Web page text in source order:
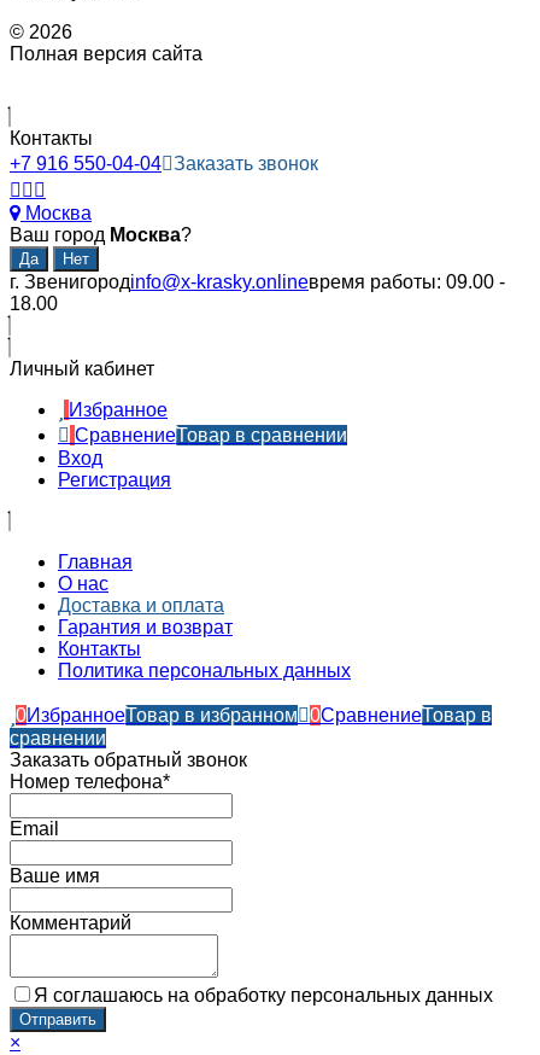
© 2026
Полная версия сайта
Контакты
+7 916 550-04-04 Заказать звонок
Москва
Ваш город Москва?
г. Звенигородinfo@x-krasky.onlineвремя работы: 09.00 -
18.00
Личный кабинет
Избранное
СравнениеТовар в сравнении
Вход
Регистрация
Главная
О нас
Доставка и оплата
Гарантия и возврат
Контакты​
Политика персональных данных
0ИзбранноеТовар в избранном 0СравнениеТовар в
сравнении
Заказать обратный звонок
Номер телефона*
Email
Ваше имя
Комментарий
Я соглашаюсь на обработку персональных данных
×